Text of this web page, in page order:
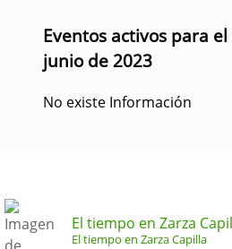
Eventos activos para
junio de 2023
No existe Información
El tiempo en Zarza
El tiempo en Zarza Capilla